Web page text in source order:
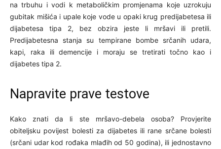
na trbuhu i vodi k metaboličkim promjenama koje uzrokuju
gubitak mišića i upale koje vode u opaki krug predijabetesa ili
dijabetesa tipa 2, bez obzira jeste li mršavi ili pretili.
Predijabetesna stanja su tempirane bombe srčanih udara,
kapi, raka ili demencije i moraju se tretirati točno kao i
dijabetes tipa 2.
Napravite prave testove
Kako znati da li ste mršavo-debela osoba? Provjerite
obiteljsku povijest bolesti za dijabetes ili rane srčane bolesti
(srčani udar kod rođaka mlađih od 50 godina), ili jednostavno